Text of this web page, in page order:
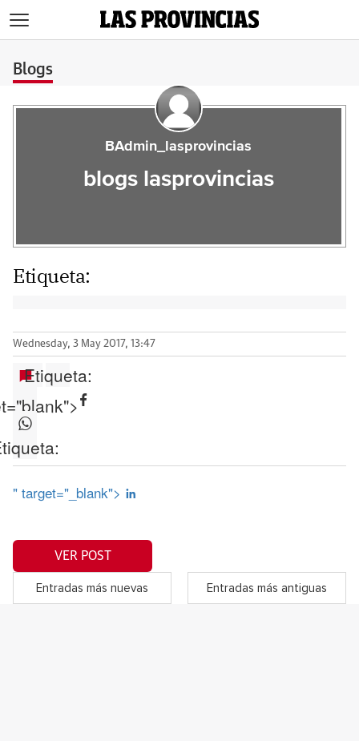
Blogs
BAdmin_lasprovincias
blogs lasprovincias
Etiqueta:
Wednesday, 3 May 2017, 13:47
Etiqueta:
" target="_blank">
VER POST
Entradas más nuevas Entradas más antiguas